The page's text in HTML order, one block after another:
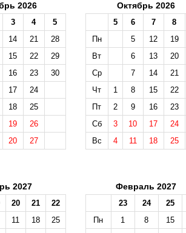
2026
3 4
5
14 21
28
15 22
29
16 23
30
17
24
18
25
19
26
20 27
Октябрь 2026
5 6 7
8
Пн
5 12
19
Вт
6 13
20
Ср
7 14
21
Чт
1 8 15
22
Пт
2 9 16
23
Сб
3 10 17
24
Вс
4 11 18 25
2027
20 21
22
11 18
25
Февраль 2027
23 24
25
Пн
1 8
15